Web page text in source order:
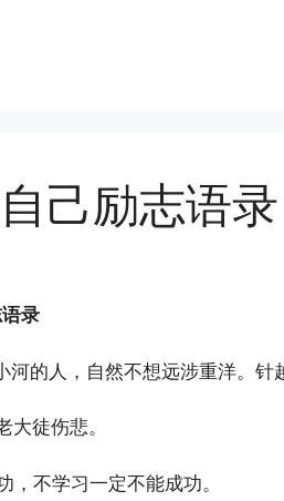
己励志语录
录
河的人，自然不想远涉重洋。针
大徒伤悲。
，不学习一定不能成功。